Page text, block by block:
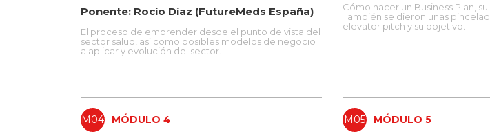
Ponente: Rocío Díaz (FutureMeds España)
El proceso de emprender desde el punto de vista del
sector salud, así como posibles modelos de negocio
a aplicar y evolución del sector.
Cómo hacer un Business Plan, su
También se dieron unas
elevator pitch y su objetivo.
M04 MÓDULO 4 M05 MÓDULO 5